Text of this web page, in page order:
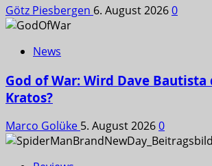
Götz Piesbergen 6. August 20260
News
God of War: Wird Dave Bautista
Kratos?
Marco Golüke 5. August 20260